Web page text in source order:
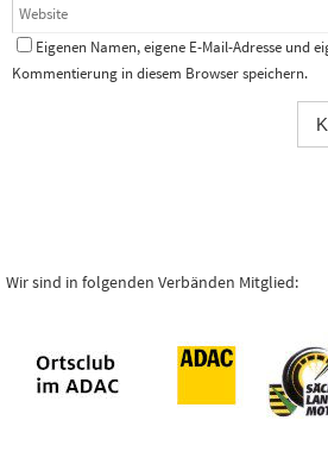
Eigenen Namen, eigene E-Mail-Adresse und
Kommentierung in diesem Browser speichern.
Wir sind in folgenden Verbänden Mitglied: